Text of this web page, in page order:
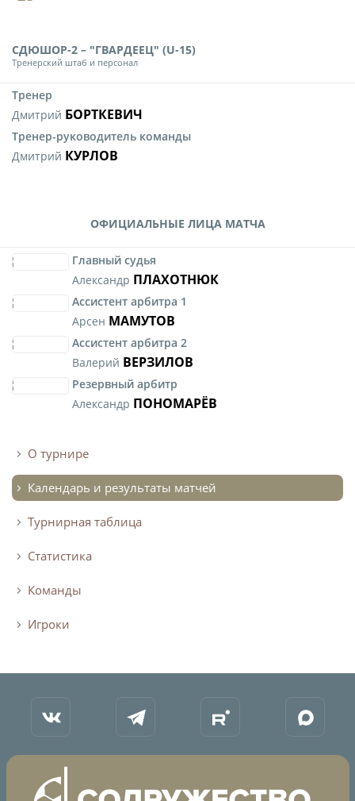
О турнире
Календарь и результаты матчей
Турнирная таблица
Статистика
Команды
Игроки
СДЮШОР-2 – "ГВАРДЕЕЦ" (U-15)
Тренерский штаб и персонал
Тренер
Дмитрий БОРТКЕВИЧ
Тренер-руководитель команды
Дмитрий КУРЛОВ
ОФИЦИАЛЬНЫЕ ЛИЦА МАТЧА
Главный судья
Александр ПЛАХОТНЮК
Ассистент арбитра 1
Арсен МАМУТОВ
Ассистент арбитра 2
Валерий ВЕРЗИЛОВ
Резервный арбитр
Александр ПОНОМАРЁВ